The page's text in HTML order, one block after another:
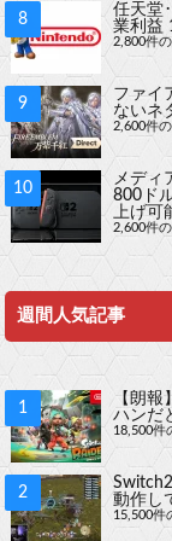
任天堂
業利益
2,800件
ファイ
ないネ
2,600件
メディ
800ド
上げ可
2,600件
週間人気記事
【朗報
ハンだ
18,500件
動作し
15,500件